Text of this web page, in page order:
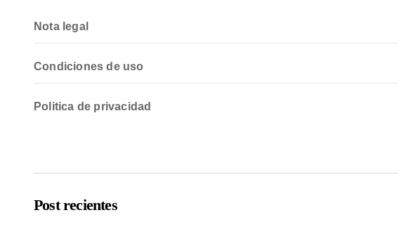
Nota legal
Condiciones de uso
Politica de privacidad
Post recientes